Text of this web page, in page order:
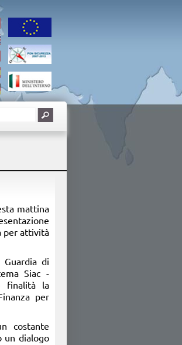
mattina
per attività
di
Siac -
finalità la
per
costante
un dialogo